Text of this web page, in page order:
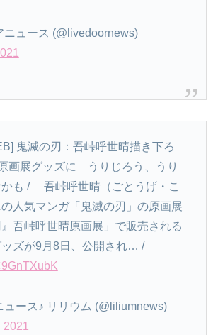
ュース (@livedoornews)
鬼滅の刃：吾峠呼世晴描き下ろ
原画展グッズに うりじろう、うり
かも / 吾峠呼世晴（ごとうげ・こ
人気マンガ「鬼滅の刃」の原画展
』吾峠呼世晴原画展」で販売される
ズが9月8日、公開され… /
ース♪ リリウム (@liliumnews)